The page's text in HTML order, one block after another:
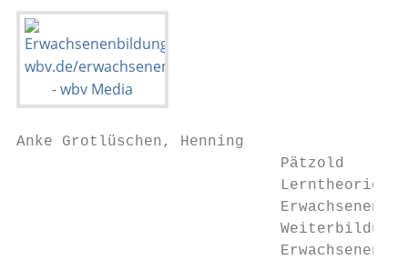
Anke Grotlüschen, Henning
                             Pätzold
Lerntheorien
Erwachsenen-
                             Weiterbildung
Erwachsenen-